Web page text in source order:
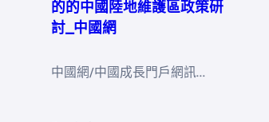
的的中國陸地維護區政策研
討_中國網
中國網/中國成長門戶網訊…